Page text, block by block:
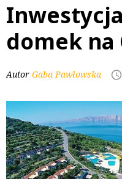
domek na
Autor Gaba Pawłowska